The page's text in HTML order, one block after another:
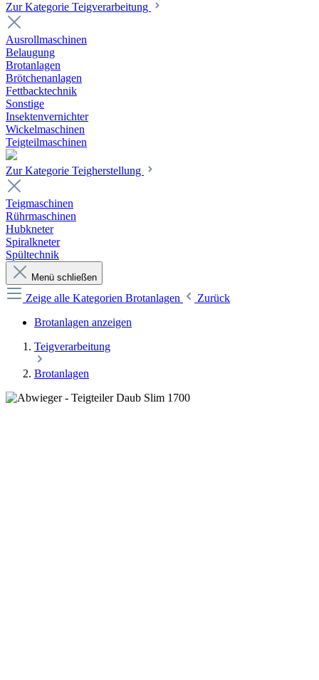
Zur Kategorie Teigverarbeitung
Ausrollmaschinen
Belaugung
Brotanlagen
Brötchenanlagen
Fettbacktechnik
Sonstige
Insektenvernichter
Wickelmaschinen
Teigteilmaschinen
Zur Kategorie Teigherstellung
Teigmaschinen
Rührmaschinen
Hubkneter
Spiralkneter
Spültechnik
Menü schließen
Zeige alle Kategorien Brotanlagen
Zurück
Brotanlagen anzeigen
Teigverarbeitung
Brotanlagen